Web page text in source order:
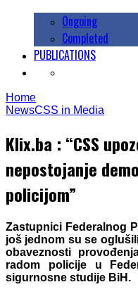
Ongoing
Completed
PUBLICATIONS
Home
NewsCSS in Media
Klix.ba : “CSS
nepostojanje
policijom”
Zastupnici Federalnog
još jednom su se
obaveznosti
radom policije u
sigurnosne studije BiH.